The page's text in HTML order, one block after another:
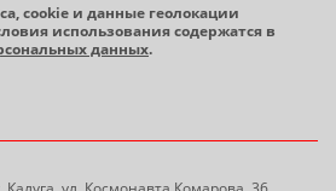
cookie и данные геолокации
использования содержатся в
данных.